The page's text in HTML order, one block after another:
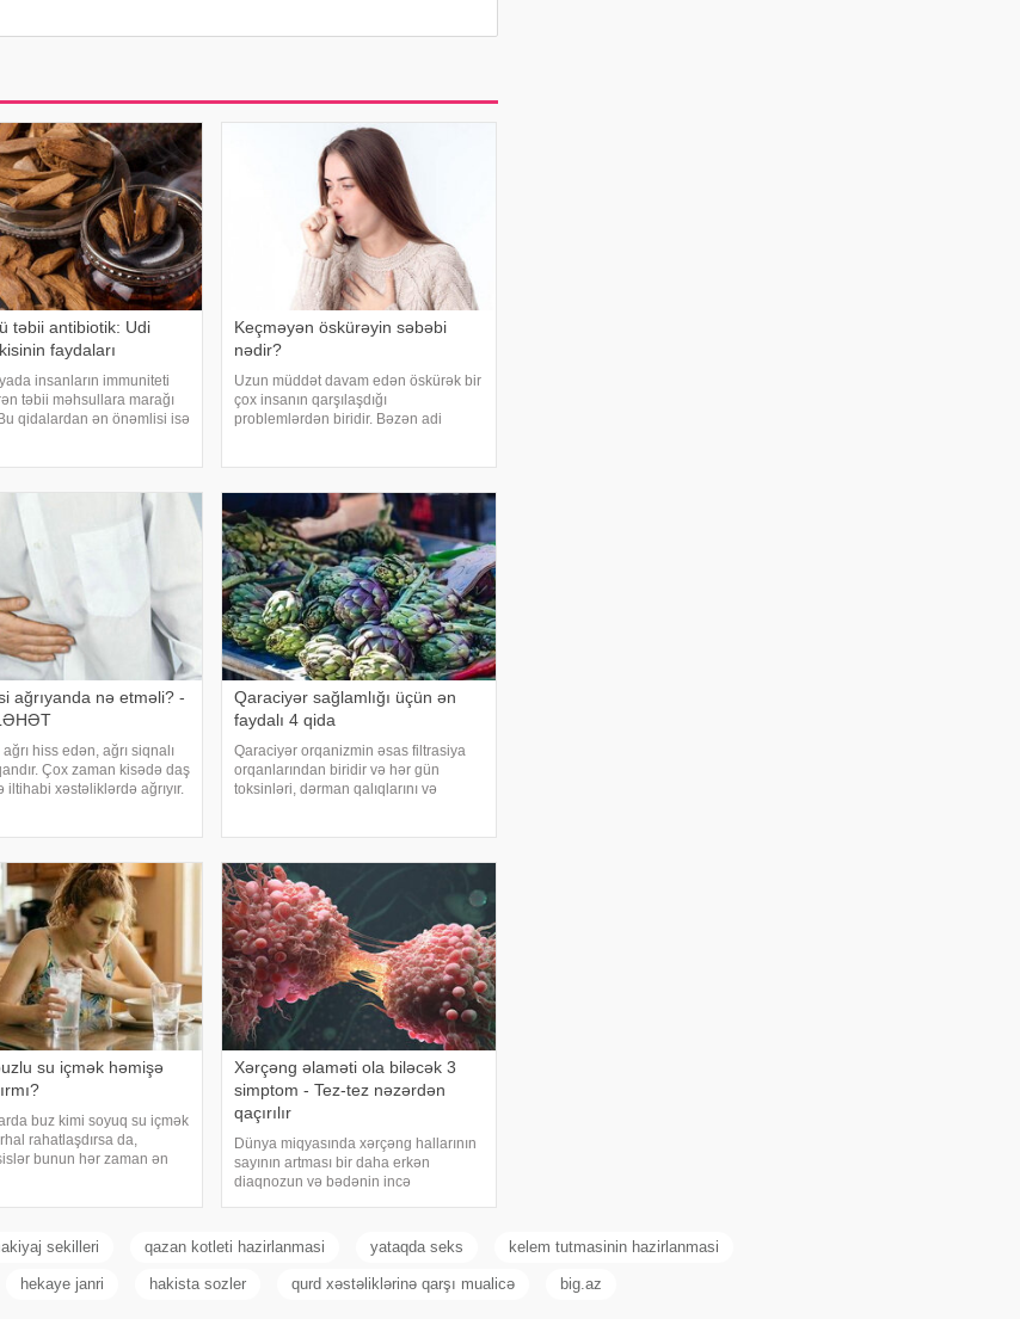
təbii antibiotik: Udi
faydaları
insanların immuniteti
təbii məhsullara marağı
qidalardan ən önəmlisi isə
Keçməyən öskürəyin səbəbi
nədir?
Uzun müddət davam edən öskürək bir
çox insanın qarşılaşdığı
problemlərdən biridir. Bəzən adi
tənəffüs yolu infeksiyası olmur
ağrıyanda nə etməli? -
hiss edən, ağrı siqnalı
Çox zaman kisədə daş
iltihabi xəstəliklərdə ağrıyır.
Qaraciyər sağlamlığı üçün ən
faydalı 4 qida
Qaraciyər orqanizmin əsas filtrasiya
orqanlarından biridir və hər gün
toksinləri, dərman qalıqlarını və
klinikalar
su içmək həmişə
buz kimi soyuq su içmək
rahatlaşdırsa da,
bunun hər zaman ən
Xərçəng əlaməti ola biləcək 3
simptom - Tez-tez nəzərdən
qaçırılır
Dünya miqyasında xərçəng hallarının
sayının artması bir daha erkən
diaqnozun və bədənin incə
Məşhur inancın əksinə olaraq,
xərçəng növləri həmişə ağı
sekilleri qazan kotleti hazirlanmasi yataqda seks kelem tutmasinin hazirlanmasi
hekaye janri hakista sozler qurd xəstəliklərinə qarşı mualicə big.az